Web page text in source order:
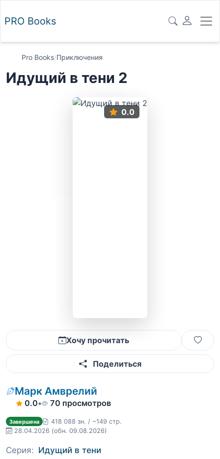
PRO Books
Pro Books/Приключения
Идущий в тени 2
0.0
Хочу прочитать
Поделиться
Марк Амврелий
0.0• 70 просмотров
Завершена
418 088 зн. / ~149 стр.
28.04.2026 (обн. 09.08.2026)
Серия: Идущий в тени